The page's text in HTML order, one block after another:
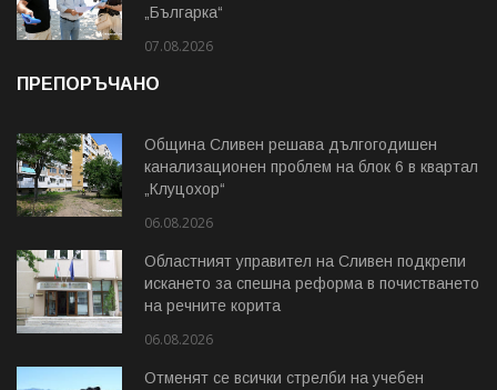
„Българка“
07.08.2026
ПРЕПОРЪЧАНО
Община Сливен решава дългогодишен
канализационен проблем на блок 6 в квартал
„Клуцохор“
06.08.2026
Областният управител на Сливен подкрепи
искането за спешна реформа в почистването
на речните корита
06.08.2026
Отменят се всички стрелби на учебен